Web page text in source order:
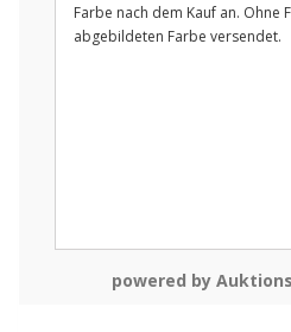
Farbe nach dem Kauf an. Ohne
abgebildeten Farbe versendet.
powered by